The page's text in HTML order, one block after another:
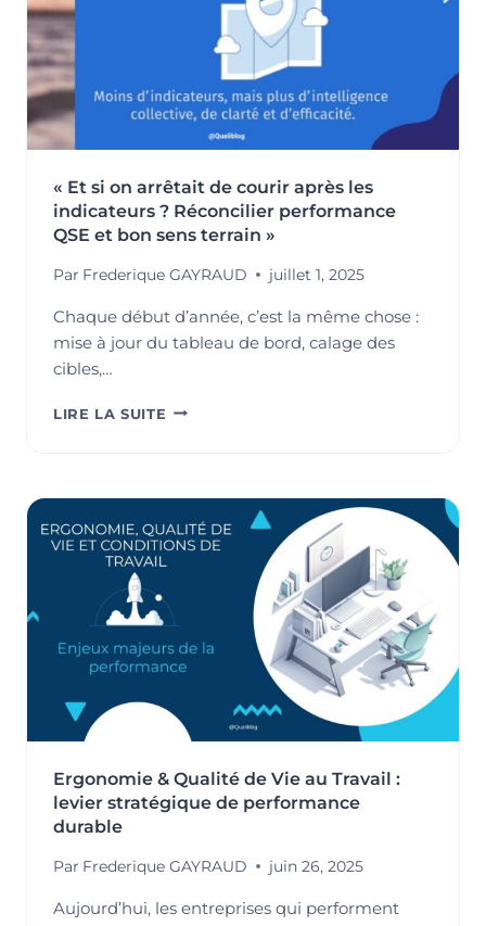
DURABLE
« Et si on arrêtait de courir après les
indicateurs ? Réconcilier performance
QSE et bon sens terrain »
Par Frederique GAYRAUD juillet 1, 2025
Chaque début d’année, c’est la même chose :
mise à jour du tableau de bord, calage des
cibles,…
LIRE LA SUITE « ET
DE
APRÈS
INDICATEURS
?
RÉCONCILIER
PERFORMANCE
QSE
BON
SENS
Ergonomie & Qualité de Vie au Travail :
levier stratégique de performance
durable
Par Frederique GAYRAUD juin 26, 2025
Aujourd’hui, les entreprises qui performent